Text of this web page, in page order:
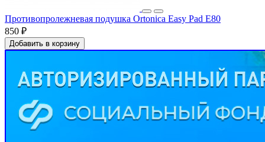
Противопролежневая подушка Ortonica Easy Pad E80
850 ₽
Добавить в корзину